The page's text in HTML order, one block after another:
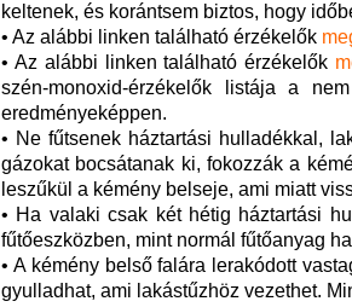
keltenek, és korántsem biztos, hogy
• Az alábbi linken található érzékelők
• Az alábbi linken található érzékelők
szén-monoxid-érzékelők listája a
eredményeképpen.
• Ne fűtsenek háztartási hulladékkal,
gázokat bocsátanak ki, fokozzák a
leszűkül a kémény belseje, ami miatt
• Ha valaki csak két hétig háztartási
fűtőeszközben, mint normál fűtőanyag
• A kémény belső falára lerakódott
gyulladhat, ami lakástűzhöz vezethet.